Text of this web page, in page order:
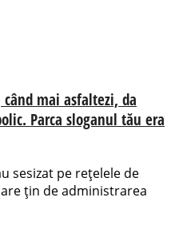
mai asfaltezi, da
Parca sloganul tău era
sesizat pe rețelele de
țin de administrarea